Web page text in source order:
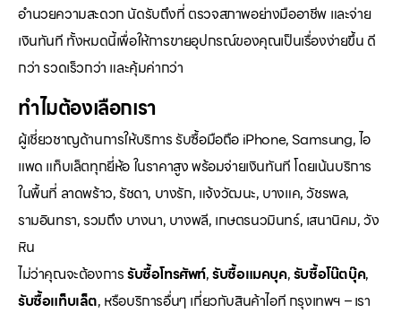
อำนวยความสะดวก นัดรับถึงที่ ตรวจสภาพอย่างมืออาชีพ และจ่าย
เงินทันที ทั้งหมดนี้เพื่อให้การขายอุปกรณ์ของคุณเป็นเรื่องง่ายขึ้น ดี
กว่า รวดเร็วกว่า และคุ้มค่ากว่า
ทำไมต้องเลือกเรา
ผู้เชี่ยวชาญด้านการให้บริการ รับซื้อมือถือ iPhone, Samsung, ไอ
แพด แท็บเล็ตทุกยี่ห้อ ในราคาสูง พร้อมจ่ายเงินทันที โดยเน้นบริการ
ในพื้นที่ ลาดพร้าว, รัชดา, บางรัก, แจ้งวัฒนะ, บางแค, วัชรพล,
รามอินทรา, รวมถึง บางนา, บางพลี, เกษตรนวมินทร์, เสนานิคม, วัง
หิน
ไม่ว่าคุณจะต้องการรับซื้อโทรศัพท์,รับซื้อแมคบุค,รับซื้อโน๊ตบุ๊ค,
รับซื้อแท็บเล็ต, หรือบริการอื่นๆ เกี่ยวกับสินค้าไอที กรุงเทพฯ – เรา